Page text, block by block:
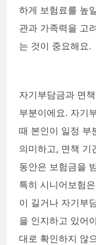
하게 보험료를 높
관과 가족력을 고
는 것이 중요해요.
자기부담금과 면
부분이에요. 자기
때 본인이 일정 부
의미하고, 면책 기
동안은 보험금을
특히 시니어보험
이 길거나 자기부
을 인지하고 있어
대로 확인하지 않